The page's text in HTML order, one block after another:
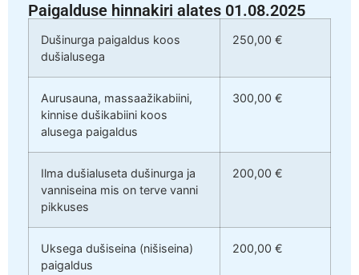
Paigalduse hinnakiri alates 01.08.2025
Dušinurga paigaldus koos
dušialusega
250,00 €
Aurusauna, massaažikabiini,
kinnise dušikabiini koos
alusega paigaldus
300,00 €
Ilma dušialuseta dušinurga ja
vanniseina mis on terve vanni
pikkuses
200,00 €
Uksega dušiseina (nišiseina)
paigaldus
200,00 €